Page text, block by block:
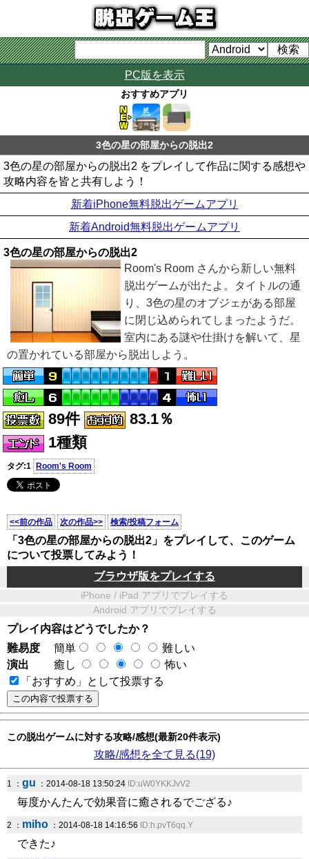
PC版を表示
おすすめアプリ
3色の星の部屋からの脱出2
3色の星の部屋からの脱出2 をプレイして作品に関する感想や
攻略内容を皆と共有しよう！
新着iPhone無料脱出ゲームアプリ
新着Android無料脱出ゲームアプリ
3色の星の部屋からの脱出2
Room's Room さんから新しい無料
脱出ゲームが出たよ。タイトルの通
り、3色の星のオブジェがある部屋
に閉じ込められてしまったようだ。
室内にある謎や仕掛けを解いて、星
の置かれている部屋から脱出しよう。
89件
83.1％
1種類
タグ:1 Room's Room
<<前の作品 次の作品>> 検索/投稿フォーム
「3色の星の部屋からの脱出2」をプレイして、このゲーム
について投票してみよう！
ブラウザ版をプレイする
iPhone / iPad アプリでプレイする
Android アプリでプレイする
プレイ内容はどうでしたか？
難易度
簡単
難しい
演出
癒し
怖い
「おすすめ」として投票する
この脱出ゲームに対する攻略/感想(最新20件表示)
攻略/感想を全て見る(19)
1 ： gu ：2014-08-18 13:50:24 ID:uW0YKKJvV2
毎度かんたんで効果音に癒されるでござる♪
2 ： miho ：2014-08-18 14:16:56 ID:h.pvT6qq.Y
できた♪